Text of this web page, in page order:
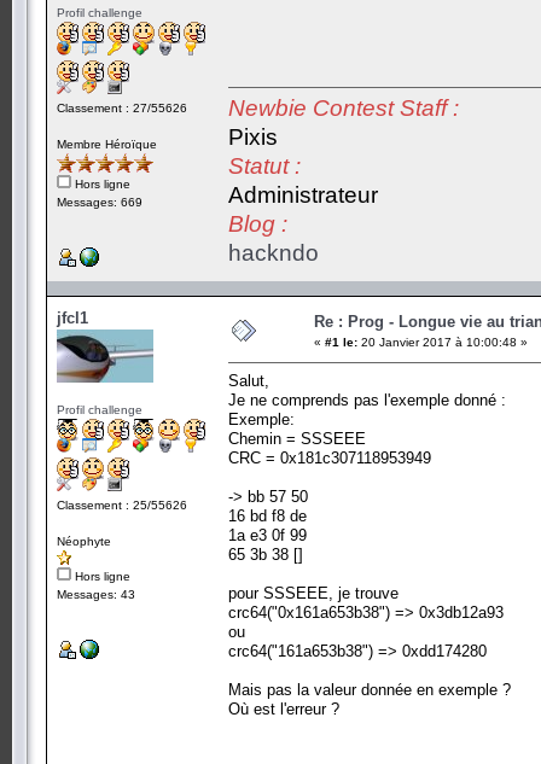
Profil challenge
Classement : 27/55626
Membre Héroïque
Hors ligne
Messages: 669
Newbie Contest Staff :
Pixis
Statut :
Administrateur
Blog :
hackndo
jfcl1
Profil challenge
Classement : 25/55626
Néophyte
Hors ligne
Messages: 43
Re : Prog - Longue vie au
« #1 le: 20 Janvier 2017 à 10:00:48 »
Salut,
Je ne comprends pas l'exemple donné :
Exemple:
Chemin = SSSEEE
CRC = 0x181c307118953949
-> bb 57 50
16 bd f8 de
1a e3 0f 99
65 3b 38 []
pour SSSEEE, je trouve
crc64("0x161a653b38") => 0x3db12a93
ou
crc64("161a653b38") => 0xdd174280
Mais pas la valeur donnée en exemple ?
Où est l'erreur ?